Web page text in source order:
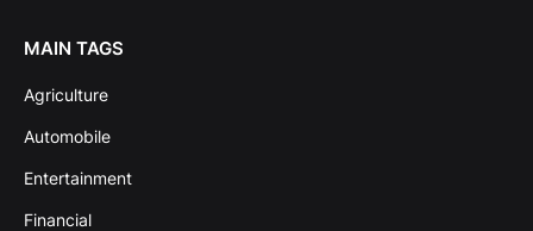
MAIN TAGS
Agriculture
Automobile
Entertainment
Financial